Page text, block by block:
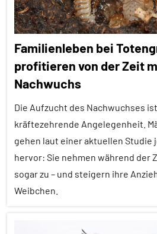
Tiergruppen
Forschung
aktuell
Lernen
und
Vögel
Wirbeltiere
Familienleben bei
profitieren von der Zeit
Nachwuchs
Die Aufzucht des Nachwuchses
kräftezehrende Angelegenheit.
gehen laut einer aktuellen Studie
hervor: Sie nehmen während der
sogar zu – und steigern ihre
Weibchen.